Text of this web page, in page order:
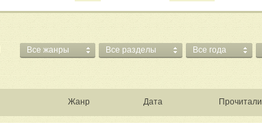
Все жанры Все разделы Все года
Жанр Дата Прочитали